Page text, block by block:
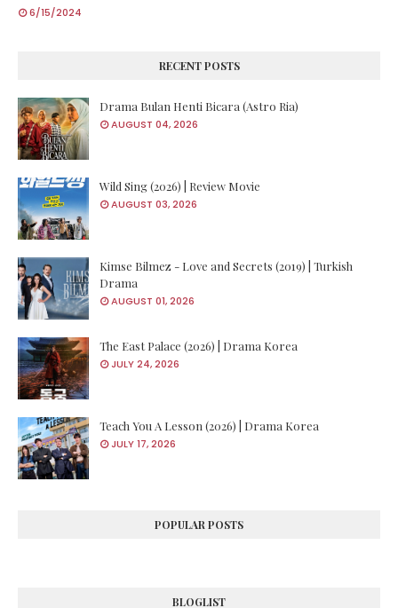
6/15/2024
RECENT POSTS
Drama Bulan Henti Bicara (Astro Ria)
AUGUST 04, 2026
Wild Sing (2026) | Review Movie
AUGUST 03, 2026
Kimse Bilmez - Love and Secrets (2019) | Turkish
Drama
AUGUST 01, 2026
The East Palace (2026) | Drama Korea
JULY 24, 2026
Teach You A Lesson (2026) | Drama Korea
JULY 17, 2026
POPULAR POSTS
BLOGLIST